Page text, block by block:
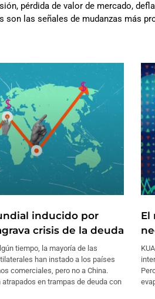
pérdida de valor de mercado,
son las señales de mudanzas más
inducido por
crisis de la deuda
tiempo, la mayoría de las
han instado a los países
comerciales, pero no a China.
en trampas de deuda con
El